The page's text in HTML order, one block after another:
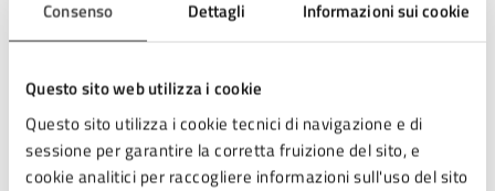
Consenso Dettagli Informazioni sui cookie
Questo sito web utilizza i cookie
Questo sito utilizza i cookie tecnici di navigazione e di
sessione per garantire la corretta fruizione del sito, e
cookie analitici per raccogliere informazioni sull'uso del sito
22
NOV
22 12:00 - Fine evento